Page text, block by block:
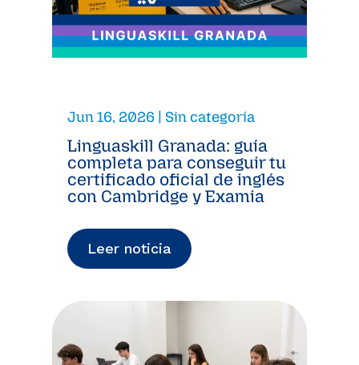
Linguaskill Granada: guía
completa para conseguir tu
certificado oficial de inglés
con Cambridge y Examia
Jun 16, 2026| Sin categoría
Leer noticia